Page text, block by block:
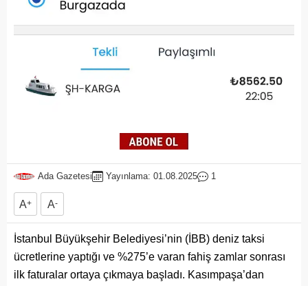
Ada Gazetesi Yayınlama: 01.08.2025 1
A+ A-
İstanbul Büyükşehir Belediyesi’nin (İBB) deniz taksi
ücretlerine yaptığı ve %275’e varan fahiş zamlar sonrası
ilk faturalar ortaya çıkmaya başladı. Kasımpaşa’dan